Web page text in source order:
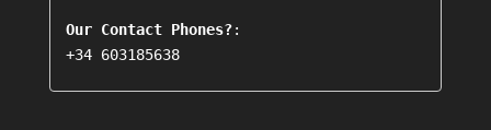
Our Contact Phones?
+34 603185638